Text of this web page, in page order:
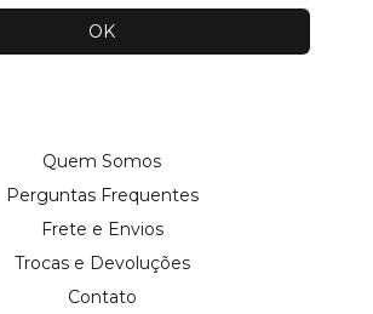
Quem Somos
Perguntas Frequentes
Frete e Envios
Trocas e Devoluções
Contato